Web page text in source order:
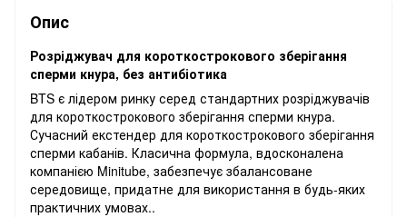
Опис
Розріджувач для короткострокового зберігання
сперми кнура, без антибіотика
BTS є лідером ринку серед стандартних розріджувачів
для короткострокового зберігання сперми кнура.
Сучасний екстендер для короткострокового зберігання
сперми кабанів. Класична формула, вдосконалена
компанією Minitube, забезпечує збалансоване
середовище, придатне для використання в будь-яких
практичних умовах..